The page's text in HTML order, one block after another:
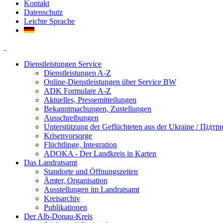
Kontakt
Datenschutz
Leichte Sprache
Dienstleistungen Service
Dienstleistungen A-Z
Online-Dienstleistungen über Service BW
ADK Formulare A-Z
Aktuelles, Pressemitteilungen
Bekanntmachungen, Zustellungen
Ausschreibungen
Unterstützung der Geflüchteten aus der Ukraine /
Krisenvorsorge
Flüchtlinge, Integration
ADOKA - Der Landkreis in Karten
Das Landratsamt
Standorte und Öffnungszeiten
Ämter, Organisation
Ausstellungen im Landratsamt
Kreisarchiv
Publikationen
Der Alb-Donau-Kreis